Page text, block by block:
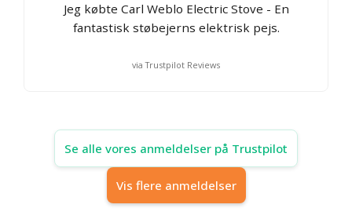
Jeg købte Carl Weblo Electric Stove - En
fantastisk støbejerns elektrisk pejs.
via Trustpilot Reviews
Se alle vores anmeldelser på Trustpilot
Vis flere anmeldelser